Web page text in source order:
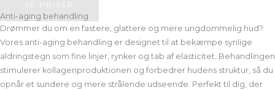
SE PRISER
Anti-aging behandling
Drømmer du om en fastere, glattere og mere ungdommelig hud?
Vores anti-aging behandling er designet til at bekæmpe synlige
aldringstegn som fine linjer, rynker og tab af elasticitet. Behandlingen
stimulerer kollagenproduktionen og forbedrer hudens struktur, så du
opnår et sundere og mere strålende udseende. Perfekt til dig, der